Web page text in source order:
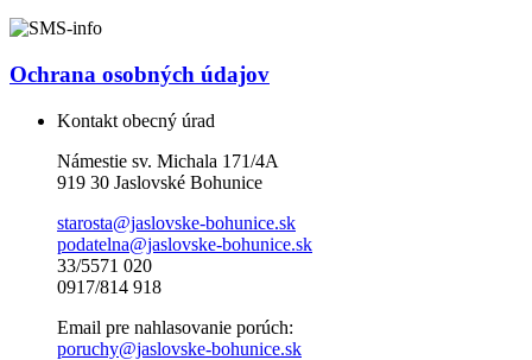
Ochrana osobných údajov
Kontakt obecný úrad
Námestie sv. Michala 171/4A
919 30 Jaslovské Bohunice
starosta@jaslovske-bohunice.sk
podatelna@jaslovske-bohunice.sk
33/5571 020
0917/814 918
Email pre nahlasovanie porúch:
poruchy@jaslovske-bohunice.sk